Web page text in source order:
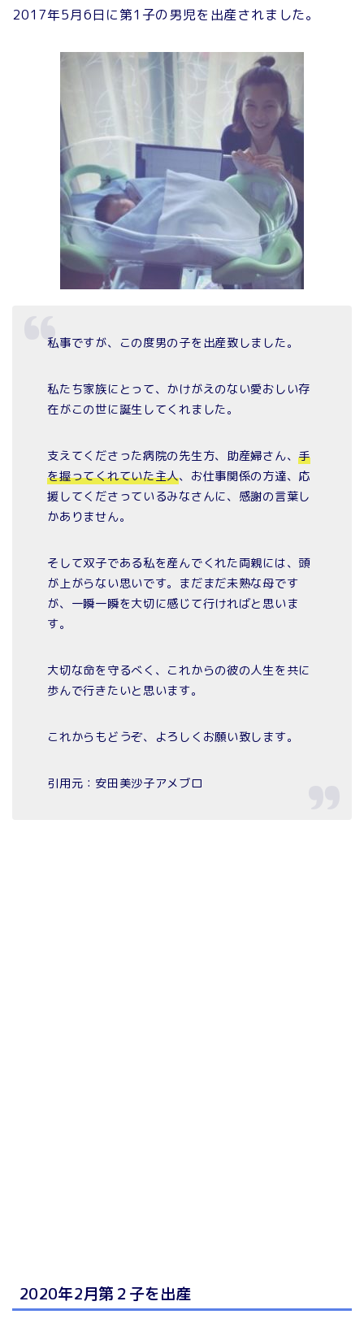
2017年5月6日に第1子の男児を出産されました。
私事ですが、この度男の子を出産致しました。
私たち家族にとって、かけがえのない愛おしい存
在がこの世に誕生してくれました。
支えてくださった病院の先生方、助産婦さん、手
を握ってくれていた主人、お仕事関係の方達、応
援してくださっているみなさんに、感謝の言葉し
かありません。
そして双子である私を産んでくれた両親には、頭
が上がらない思いです。まだまだ未熟な母です
が、一瞬一瞬を大切に感じて行ければと思いま
す。
大切な命を守るべく、これからの彼の人生を共に
歩んで行きたいと思います。
これからもどうぞ、よろしくお願い致します。
引用元：安田美沙子アメブロ
2020年2月第２子を出産